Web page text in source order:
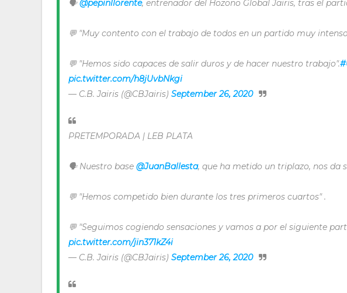
🗣️@pepinllorente, entrenador del Hozono Global Jairis, tras el
💬 "Muy contento con el trabajo de todos en un partido muy
💬 "Hemos sido capaces de salir duros y de hacer nuestro trabajo".
pic.twitter.com/h8jUvbNkgi
— C.B. Jairis (@CBJairis) September 26, 2020
PRETEMPORADA | LEB PLATA
🗣️ Nuestro base @JuanBallesta, que ha metido un triplazo, nos da
💬 "Hemos competido bien durante los tres primeros cuartos" .
💬 "Seguimos cogiendo sensaciones y vamos a por el siguiente
pic.twitter.com/jin371kZ4i
— C.B. Jairis (@CBJairis) September 26, 2020